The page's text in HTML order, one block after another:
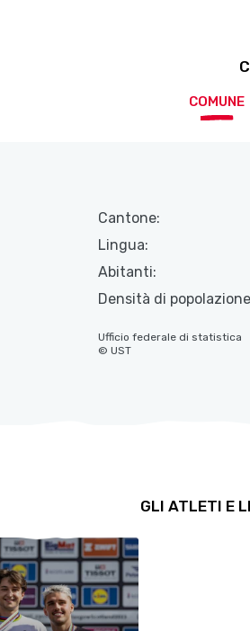
COMUNE
Cantone:
Lingua:
Abitanti:
Densità di
Ufficio federale di statistica
© UST
GLI ATLETI E